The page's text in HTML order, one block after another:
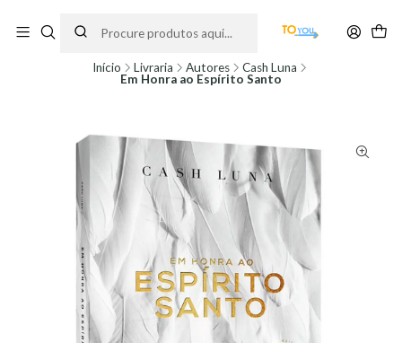
partir do dia 11 de Agosto, às 10H.
Início Livraria Autores
Cash Luna
Em Honra ao Espírito Santo